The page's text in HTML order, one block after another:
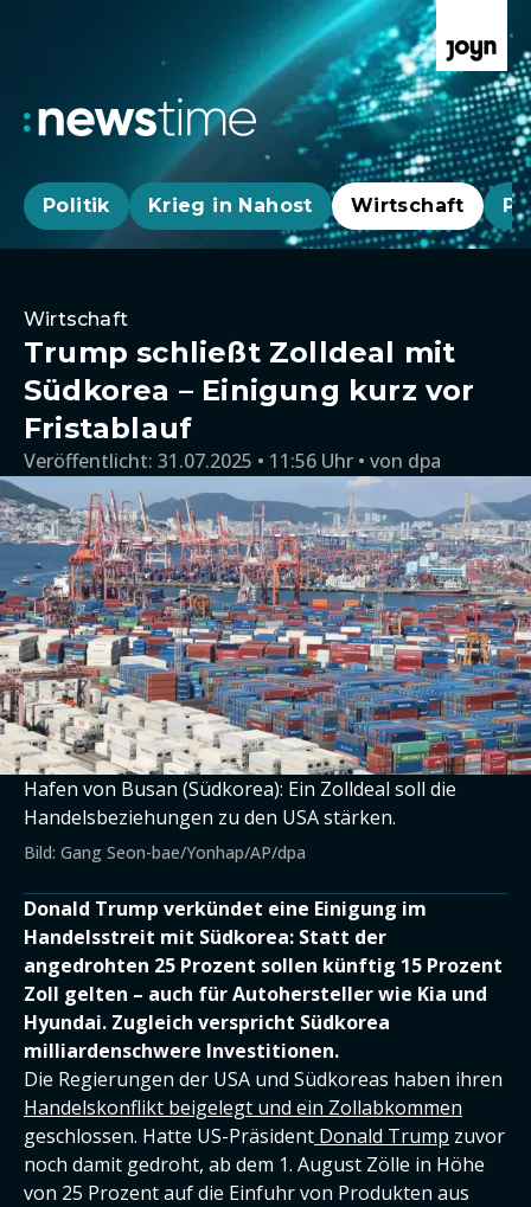
Politik Krieg in Nahost Wirtschaft
Wirtschaft
Trump schließt Zolldeal mit
Südkorea – Einigung kurz vor
Fristablauf
Veröffentlicht: 31.07.2025 • 11:56 Uhr von dpa
Hafen von Busan (Südkorea): Ein Zolldeal soll die
Handelsbeziehungen zu den USA stärken.
Bild: Gang Seon-bae/Yonhap/AP/dpa
Donald Trump verkündet eine Einigung im
Handelsstreit mit Südkorea: Statt der
angedrohten 25 Prozent sollen künftig 15 Prozent
Zoll gelten – auch für Autohersteller wie Kia und
Hyundai. Zugleich verspricht Südkorea
milliardenschwere Investitionen.
Die Regierungen der USA und Südkoreas haben ihren
Handelskonflikt beigelegt und ein Zollabkommen
geschlossen. Hatte US-Präsident Donald Trump zuvor
noch damit gedroht, ab dem 1. August Zölle in Höhe
von 25 Prozent auf die Einfuhr von Produkten aus